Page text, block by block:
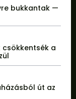
bukkantak —
csökkentsék a
út az